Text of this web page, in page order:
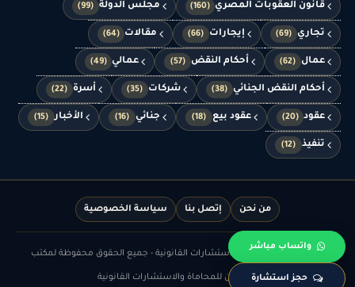
واتساب مباشر
حجز استشارة
قانون العقوبات المصري (160) مجلس الدولة (99)
تجاري (69) إيجارات (66) مقالات (64)
عمال (62) أحكام النقض (57) عمالي (49)
أحكام النقض الجنائي (38) شركات (35) أسرة (22)
عقود (20) عقود بيع (18) جنائي (16) الأخبار (15)
تنفيذ (12)
من نحن إتصل بنا سياسة الخصوصية
© الدهشان للمحاماة والاستشارات القانونية - جميع الحقوق محفوظة لمكتب
الدهشان للمحاماة والاستشارات القانونية